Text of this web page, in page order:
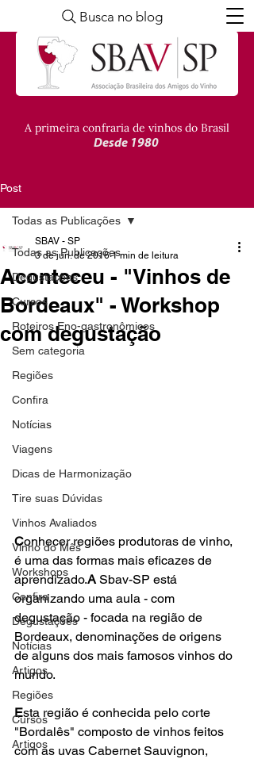
A primeira confraria de vinhos do Brasil
Desde 1980
Busca no blog
Post
Todas as Publicações
Degustações
Cursos
Roteiros Eno-gastronômicos
Sem categoria
Regiões
Confira
Notícias
Viagens
Dicas de Harmonização
Tire suas Dúvidas
Vinhos Avaliados
Vinho do Mês
Workshops
Confira
Degustações
Notícias
Artigos
Regiões
Cursos
Artigos
Todas as Publicações
Aconteceu - "Vinhos de
Bordeaux" - Workshop
com degustação
SBAV - SP
3 de jun. de 2016 1 min de leitura
Conhecer regiões produtoras de vinho,
é uma das formas mais eficazes de
aprendizado.A Sbav-SP está
organizando uma aula - com
degustação - focada na região de
Bordeaux, denominações de origens
de alguns dos mais famosos vinhos do
mundo.
Esta região é conhecida pelo corte
"Bordalês" composto de vinhos feitos
com as uvas Cabernet Sauvignon,